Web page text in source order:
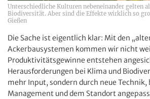
Unterschiedliche Kulturen nebeneinander gelten
Biodiversität. Aber sind die Effekte wirklich so
Gießen
Die Sache ist eigentlich klar: Mit den
Ackerbausystemen kommen wir nicht
Produktivitätsgewinne entstehen
Herausforderungen bei Klima und
mehr Input, sondern durch neue Technik,
Management und dem Standort